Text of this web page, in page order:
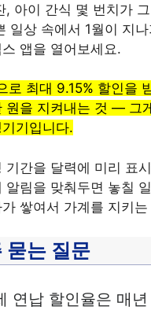
, 아이 간식 몇 번치가
일상 속에서 1월이 지
앱을 열어보세요.
로 최대 9.15% 할인을
원을 지켜내는 것 — 그
기입니다.
기간을 달력에 미리 표
알림을 맞춰두면 놓칠
쌓여서 가계를 지키
묻는 질문
연납 할인율은 매